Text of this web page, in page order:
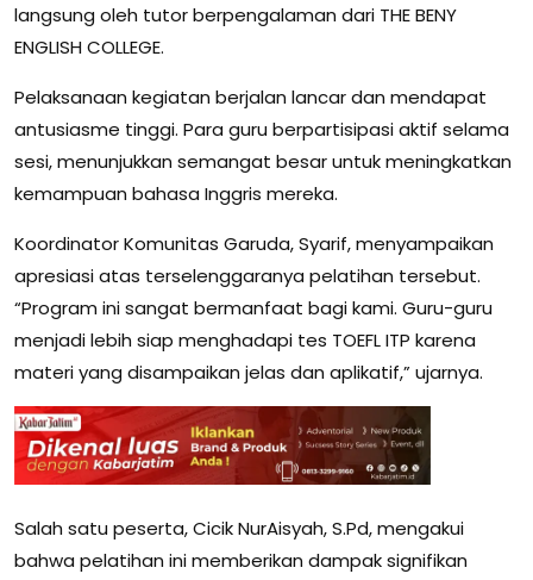
langsung oleh tutor berpengalaman dari THE BENY
ENGLISH COLLEGE.
Pelaksanaan kegiatan berjalan lancar dan mendapat
antusiasme tinggi. Para guru berpartisipasi aktif selama
sesi, menunjukkan semangat besar untuk meningkatkan
kemampuan bahasa Inggris mereka.
Koordinator Komunitas Garuda, Syarif, menyampaikan
apresiasi atas terselenggaranya pelatihan tersebut.
“Program ini sangat bermanfaat bagi kami. Guru-guru
menjadi lebih siap menghadapi tes TOEFL ITP karena
materi yang disampaikan jelas dan aplikatif,” ujarnya.
Salah satu peserta, Cicik NurAisyah, S.Pd, mengakui
bahwa pelatihan ini memberikan dampak signifikan